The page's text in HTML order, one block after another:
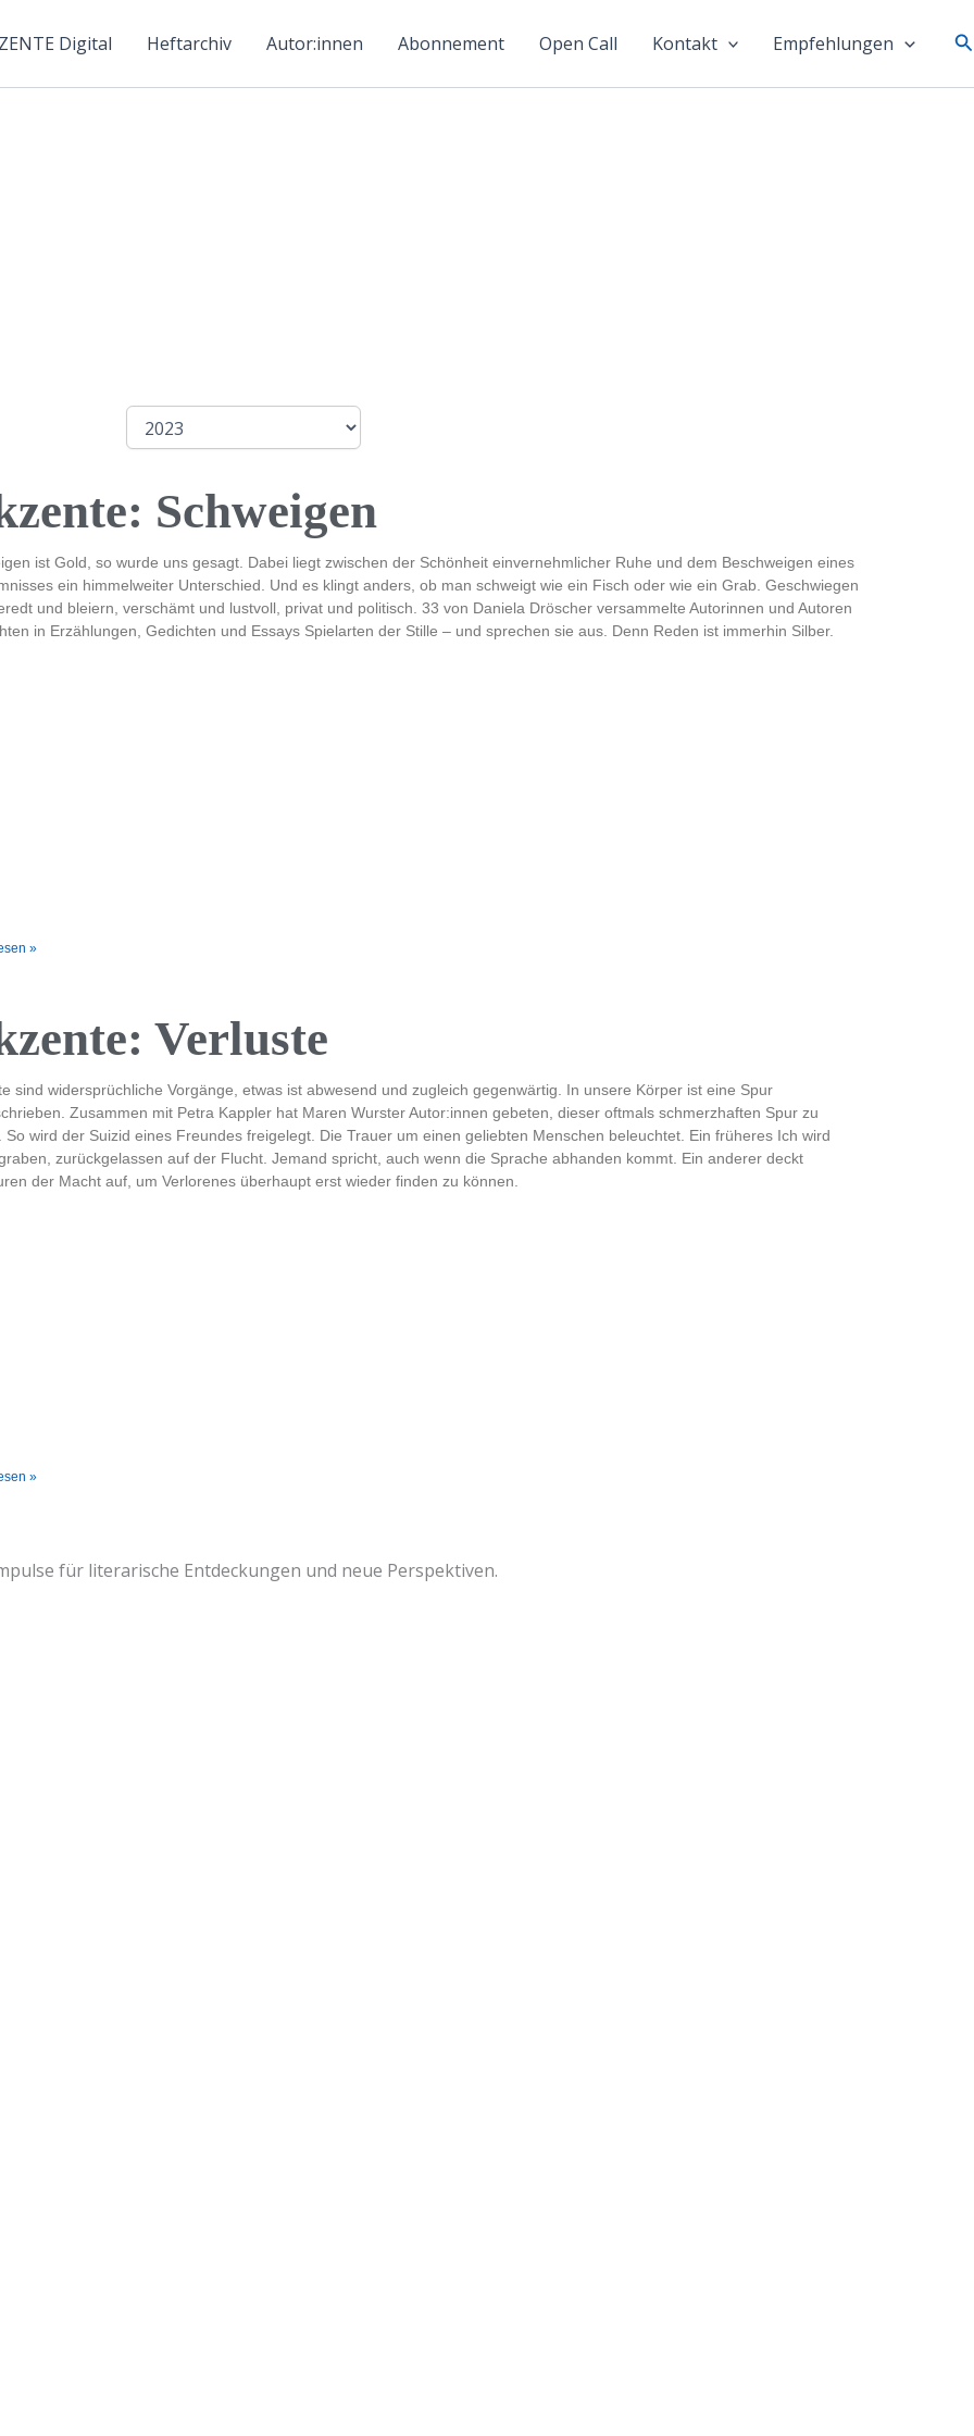
Digital Heftarchiv Autor:innen Abonnement Open Call Kontakt Empfehlungen
Schweigen
ist Gold, so wurde uns gesagt. Dabei liegt zwischen der Schönheit einvernehmlicher Ruhe und dem Beschweigen eines
ein himmelweiter Unterschied. Und es klingt anders, ob man schweigt wie ein Fisch oder wie ein Grab. Geschwiegen
und bleiern, verschämt und lustvoll, privat und politisch. 33 von Daniela Dröscher versammelte Autorinnen und Autoren
in Erzählungen, Gedichten und Essays Spielarten der Stille – und sprechen sie aus. Denn Reden ist immerhin Silber.
»
Verluste
sind widersprüchliche Vorgänge, etwas ist abwesend und zugleich gegenwärtig. In unsere Körper ist eine Spur
Zusammen mit Petra Kappler hat Maren Wurster Autor:innen gebeten, dieser oftmals schmerzhaften Spur zu
So wird der Suizid eines Freundes freigelegt. Die Trauer um einen geliebten Menschen beleuchtet. Ein früheres Ich wird
zurückgelassen auf der Flucht. Jemand spricht, auch wenn die Sprache abhanden kommt. Ein anderer deckt
der Macht auf, um Verlorenes überhaupt erst wieder finden zu können.
»
für literarische Entdeckungen und neue Perspektiven.